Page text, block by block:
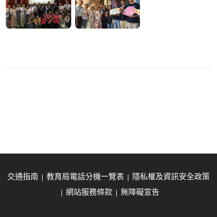
交通指南 教育局電話分機一覽表
隱私權及資訊安全政策
網站服務條款
無障礙宣告